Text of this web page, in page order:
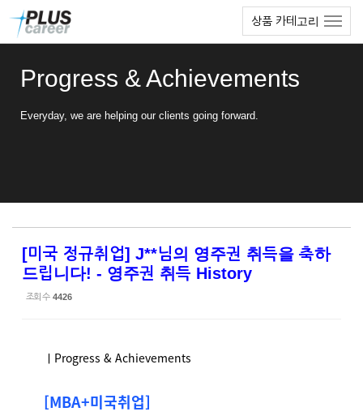
상품 카테고리
Progress & Achievements
Everyday, we are helping our clients going forward.
[미국 정규취업] J**님의 영주권 취득을 축하
드립니다! - 영주권 취득 History
조회 수 4426
ㅣProgress & Achievements
[MBA+미국취업]